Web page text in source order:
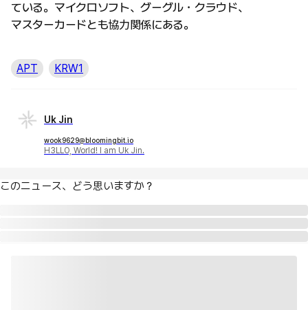
ている。マイクロソフト、グーグル・クラウド、
マスターカードとも協力関係にある。
APT KRW1
Uk Jin
wook9629@bloomingbit.io
H3LLO, World! I am Uk Jin.
このニュース、どう思いますか？